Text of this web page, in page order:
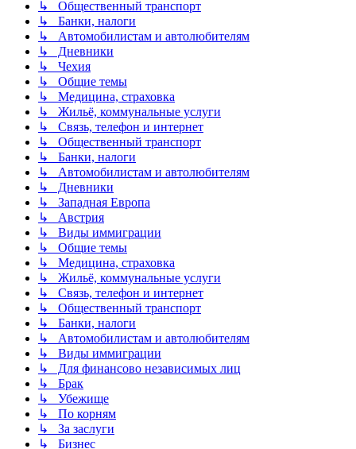
↳ Общественный транспорт
↳ Банки, налоги
↳ Автомобилистам и автолюбителям
↳ Дневники
↳ Чехия
↳ Общие темы
↳ Медицина, страховка
↳ Жильё, коммунальные услуги
↳ Связь, телефон и интернет
↳ Общественный транспорт
↳ Банки, налоги
↳ Автомобилистам и автолюбителям
↳ Дневники
↳ Западная Европа
↳ Австрия
↳ Виды иммиграции
↳ Общие темы
↳ Медицина, страховка
↳ Жильё, коммунальные услуги
↳ Связь, телефон и интернет
↳ Общественный транспорт
↳ Банки, налоги
↳ Автомобилистам и автолюбителям
↳ Виды иммиграции
↳ Для финансово независимых лиц
↳ Брак
↳ Убежище
↳ По корням
↳ За заслуги
↳ Бизнес